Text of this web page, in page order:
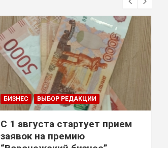
БИЗНЕС ВЫБОР РЕДАКЦИИ
С 1 августа стартует прием
заявок на премию